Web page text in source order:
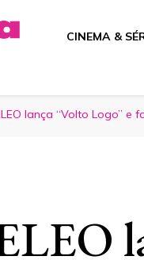
CINEMA &
lança “Volto Logo” e